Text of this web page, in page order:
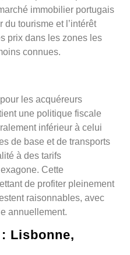
immobilier portugais
tourisme et l’intérêt
prix dans les zones les
connues.
les acquéreurs
une politique fiscale
inférieur à celui
de base et de transports
à des tarifs
Cette
de profiter pleinement
raisonnables, avec
annuellement.
Lisbonne,